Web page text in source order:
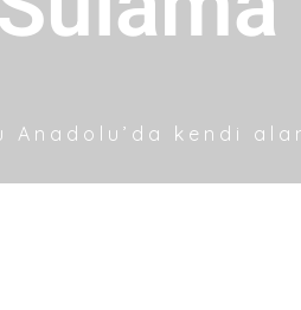
Anadolu’da kendi